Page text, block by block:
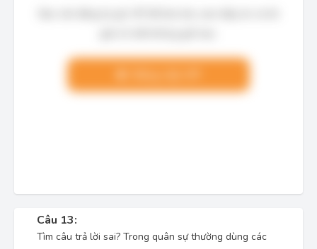
Câu 13:
Tìm câu trả lời sai? Trong quân sự thường dùng các